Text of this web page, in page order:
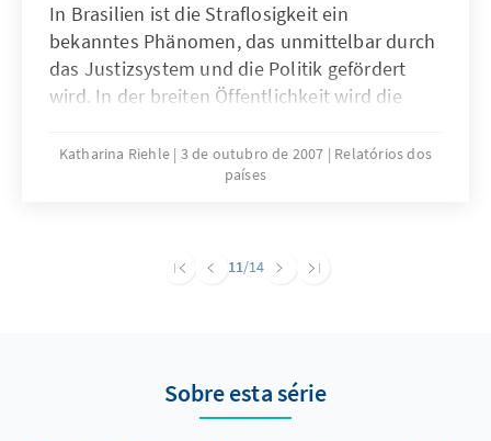
In Brasilien ist die Straflosigkeit ein
bekanntes Phänomen, das unmittelbar durch
das Justizsystem und die Politik gefördert
wird. In der breiten Öffentlichkeit wird die
empfunden, weil häufig politische Skandale
oder gemeine Verbrechen mit Straflosigkeit
zu bekämpfen. Die Tageszeitung „O Globo“
Katharina Riehle 3 de outubro de 2007
Relatórios dos
países
11/14
Sobre esta série